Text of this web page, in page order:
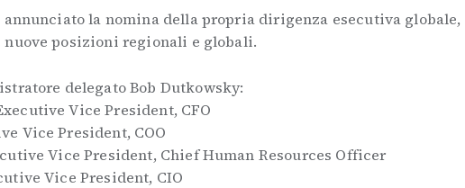
la nomina della propria dirigenza esecutiva globale,
nuove posizioni regionali e globali.
delegato Bob Dutkowsky:
Vice President, CFO
Vice President, COO
Vice President, Chief Human Resources Officer
Vice President, CIO